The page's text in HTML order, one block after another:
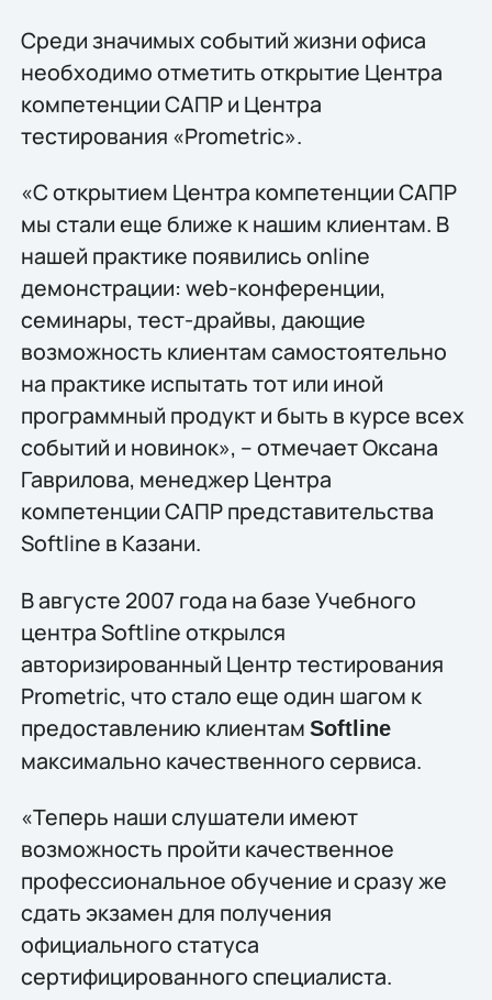
Среди значимых событий жизни офиса
необходимо отметить открытие Центра
компетенции САПР и Центра
теcтирования «Prometric».
«С открытием Центра компетенции САПР
мы стали еще ближе к нашим клиентам. В
нашей практике появились online
демонстрации: web-конференции,
семинары, тест-драйвы, дающие
возможность клиентам самостоятельно
на практике испытать тот или иной
программный продукт и быть в курсе всех
событий и новинок», – отмечает Оксана
Гаврилова, менеджер Центра
компетенции САПР представительства
Softline в Казани.
В августе 2007 года на базе Учебного
центра Softline открылся
авторизированный Центр тестирования
Prometric, что стало еще один шагом к
предоставлению клиентам Softline
максимально качественного сервиса.
«Теперь наши слушатели имеют
возможность пройти качественное
профессиональное обучение и сразу же
сдать экзамен для получения
официального статуса
сертифицированного специалиста.